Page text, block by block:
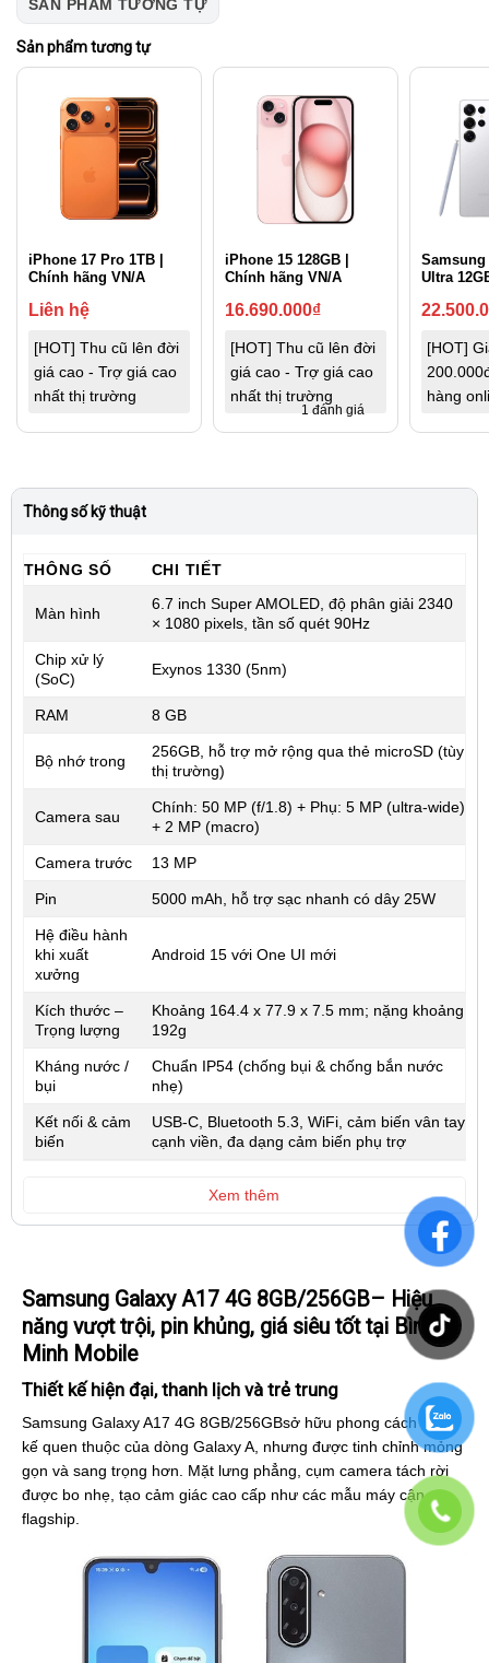
SẢN PHẨM TƯƠNG TỰ
Sản phẩm tương tự
iPhone 17 Pro 1TB |
Chính hãng VN/A
Liên hệ
[HOT] Thu cũ lên đời
giá cao - Trợ giá cao
nhất thị trường
iPhone 15 128GB |
Chính hãng VN/A
16.690.000₫
[HOT] Thu cũ lên đời
giá cao - Trợ giá cao
nhất thị trường
1 đánh giá
Samsung
Ultra
[HOT]
hàng
Samsung Galaxy A17 4G 8GB/256GB– Hiệu
năng vượt trội, pin khủng, giá siêu tốt tại Bình
Minh Mobile
Thiết kế hiện đại, thanh lịch và trẻ trung
Samsung Galaxy A17 4G 8GB/256GBsở hữu phong cách thiết
kế quen thuộc của dòng Galaxy A, nhưng được tinh chỉnh mỏng
gọn và sang trọng hơn. Mặt lưng phẳng, cụm camera tách rời
được bo nhẹ, tạo cảm giác cao cấp như các mẫu máy cận
flagship.
Thông số kỹ thuật
THÔNG SỐ CHI TIẾT
Màn hình
6.7 inch Super AMOLED, độ phân giải 2340
× 1080 pixels, tần số quét 90Hz
Chip xử lý
(SoC)
Exynos 1330 (5nm)
RAM 8 GB
Bộ nhớ trong
256GB, hỗ trợ mở rộng qua thẻ microSD (tùy
thị trường)
Camera sau
Chính: 50 MP (f/1.8) + Phụ: 5 MP (ultra-wide)
+ 2 MP (macro)
Camera trước 13 MP
Pin 5000 mAh, hỗ trợ sạc nhanh có dây 25W
Hệ điều hành
khi xuất
xưởng
Android 15 với One UI mới
Kích thước –
Trọng lượng
Khoảng 164.4 x 77.9 x 7.5 mm; nặng khoảng
192g
Kháng nước /
bụi
Chuẩn IP54 (chống bụi & chống bắn nước
nhẹ)
Kết nối & cảm
biến
USB-C, Bluetooth 5.3, WiFi, cảm biến vân tay
cạnh viền, đa dạng cảm biến phụ trợ
Xem thêm